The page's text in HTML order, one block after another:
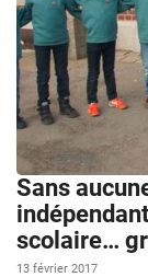
Sans
scolaire…
13 février 2017